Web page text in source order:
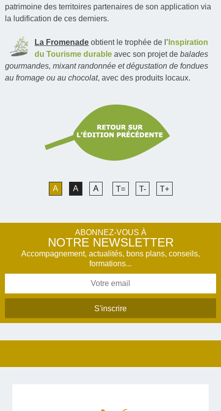
patrimoine des territoires partenaires de son application via
la ludification de ces derniers.
La Fromenade obtient le trophée de l’ Inspiration
du Tourisme durable avec son projet de balades
gourmandes, mixant randonnée et dégustation de fondues
au fromage ou au chocolat, avec des produits locaux.
A A A T= T- T+
ABONNEZ-VOUS À
NOTRE NEWSLETTER
Accompagnement, actualités, bons plans, conseils,
formations...